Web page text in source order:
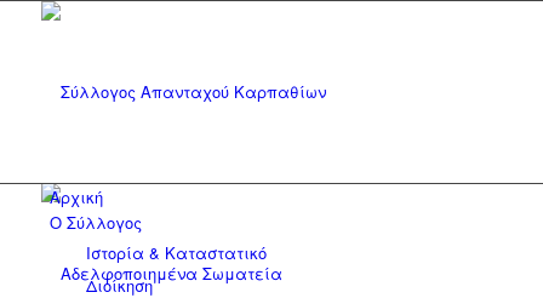
Αρχική
Ο Σύλλογος
Ιστορία & Καταστατικό
Διοίκηση